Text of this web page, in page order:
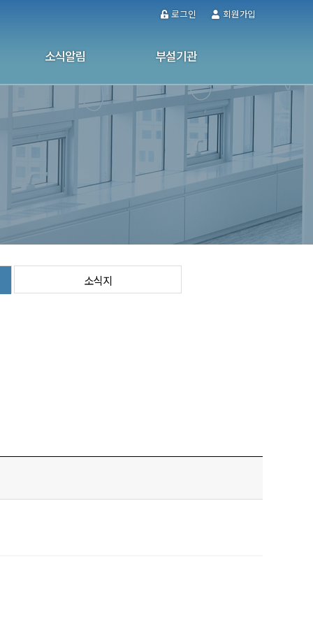
로그인 회원가입
소식알림
공지사항
사업소식
부설기관
울산남구가정폭력·성폭력통합상담소
성인문해교육센터
사이버 상담
소식지